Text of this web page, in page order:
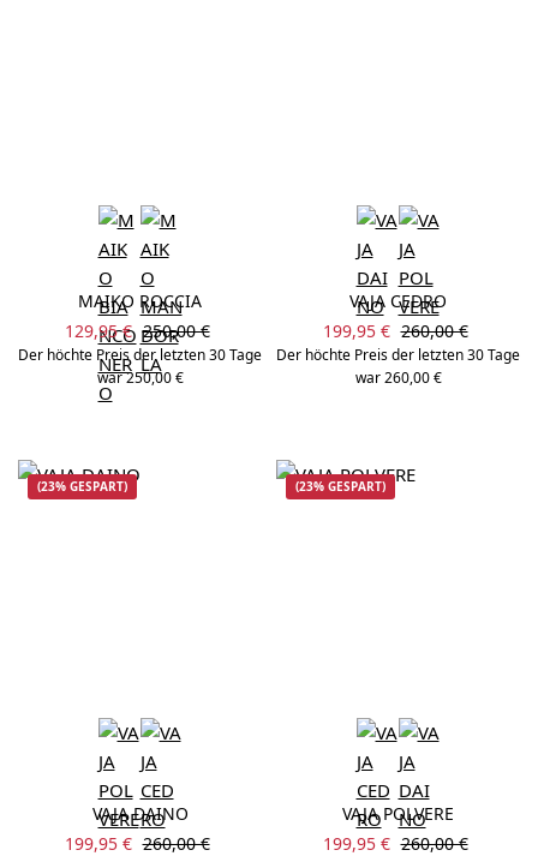
MAIKO ROCCIA
Verkaufspreis:
129,95 € Regulärer Preis:
250,00 €
Der höchte Preis der letzten 30 Tage
war 250,00 €
VAJA CEDRO
Verkaufspreis:
199,95 € Regulärer Preis:
260,00 €
Der höchte Preis der letzten 30 Tage
war 260,00 €
(23% GESPART)
VAJA DAINO
Verkaufspreis:
199,95 € Regulärer Preis:
260,00 €
(23% GESPART)
VAJA POLVERE
Verkaufspreis:
199,95 € Regulärer Preis:
260,00 €